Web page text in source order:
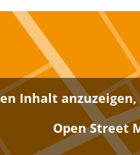
Inhalt
Open Street